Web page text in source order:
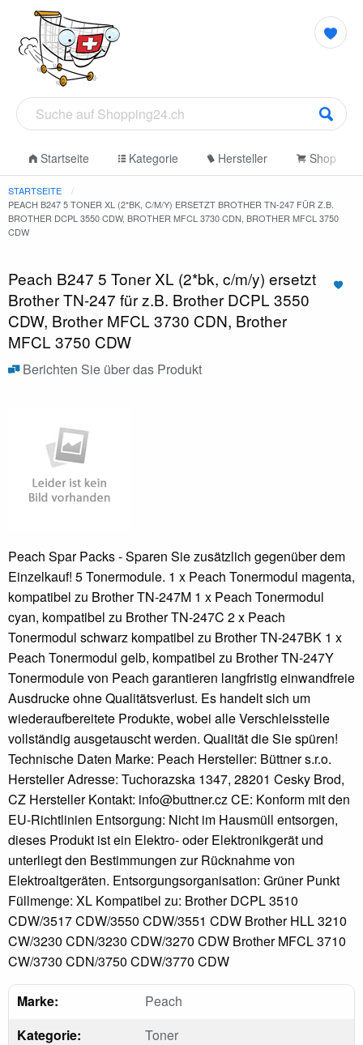
Startseite Kategorie Hersteller Shop
STARTSEITE
PEACH B247 5 TONER XL (2*BK, C/M/Y) ERSETZT BROTHER TN-247 FÜR Z.B.
BROTHER DCPL 3550 CDW, BROTHER MFCL 3730 CDN, BROTHER MFCL 3750
CDW
Peach B247 5 Toner XL (2*bk, c/m/y) ersetzt
Brother TN-247 für z.B. Brother DCPL 3550
CDW, Brother MFCL 3730 CDN, Brother
MFCL 3750 CDW
Berichten Sie über das Produkt
Peach Spar Packs - Sparen Sie zusätzlich gegenüber dem
Einzelkauf! 5 Tonermodule. 1 x Peach Tonermodul magenta,
kompatibel zu Brother TN-247M 1 x Peach Tonermodul
cyan, kompatibel zu Brother TN-247C 2 x Peach
Tonermodul schwarz kompatibel zu Brother TN-247BK 1 x
Peach Tonermodul gelb, kompatibel zu Brother TN-247Y
Tonermodule von Peach garantieren langfristig einwandfreie
Ausdrucke ohne Qualitätsverlust. Es handelt sich um
wiederaufbereitete Produkte, wobei alle Verschleissteile
vollständig ausgetauscht werden. Qualität die Sie spüren!
Technische Daten Marke: Peach Hersteller: Büttner s.r.o.
Hersteller Adresse: Tuchorazska 1347, 28201 Cesky Brod,
CZ Hersteller Kontakt: info@buttner.cz CE: Konform mit den
EU-Richtlinien Entsorgung: Nicht im Hausmüll entsorgen,
dieses Produkt ist ein Elektro- oder Elektronikgerät und
unterliegt den Bestimmungen zur Rücknahme von
Elektroaltgeräten. Entsorgungsorganisation: Grüner Punkt
Füllmenge: XL Kompatibel zu: Brother DCPL 3510
CDW/3517 CDW/3550 CDW/3551 CDW Brother HLL 3210
CW/3230 CDN/3230 CDW/3270 CDW Brother MFCL 3710
CW/3730 CDN/3750 CDW/3770 CDW
Marke:
Peach
Kategorie:
Toner